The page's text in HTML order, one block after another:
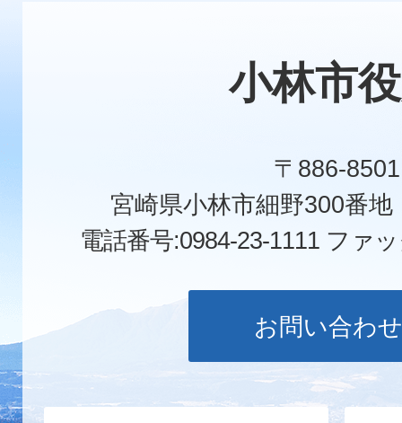
小林市
〒886-8501
宮崎県小林市細野300番
電話番号:0984-23-1111 ファ
お問い合わせ